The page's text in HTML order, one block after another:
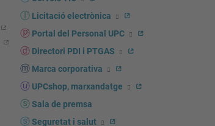
Licitació electrònica
Portal del Personal UPC
Directori PDI i PTGAS
Marca corporativa
UPCshop, marxandatge
Sala de premsa
Seguretat i salut